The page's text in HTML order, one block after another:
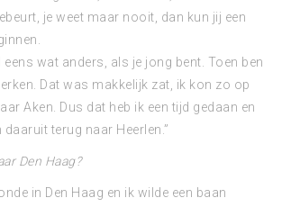
je weet maar nooit, dan kun jij een
eens wat anders, als je jong bent. Toen ben
Dat was makkelijk zat, ik kon zo op
Aken. Dus dat heb ik een tijd gedaan en
terug naar Heerlen.”
Den Haag?
in Den Haag en ik wilde een baan